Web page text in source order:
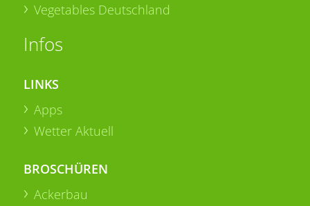
Vegetables Deutschland
Infos
LINKS
Apps
Wetter Aktuell
BROSCHÜREN
Ackerbau